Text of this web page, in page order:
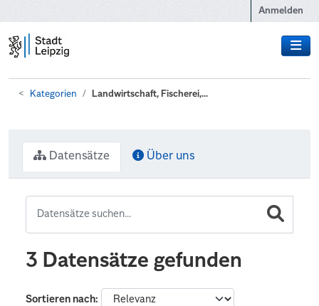
Anmelden
Kategorien Landwirtschaft, Fischerei,...
Datensätze Über uns
3 Datensätze gefunden
Sortieren nach